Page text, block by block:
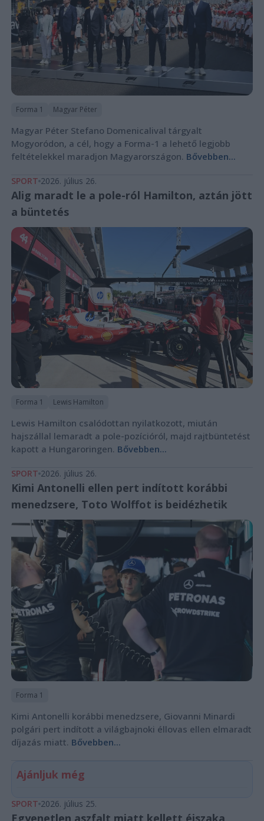
Forma 1 Magyar Péter
Magyar Péter Stefano Domenicalival tárgyalt
Mogyoródon, a cél, hogy a Forma-1 a lehető legjobb
feltételekkel maradjon Magyarországon. Bővebben...
SPORT 2026. július 26.
Alig maradt le a pole-ról Hamilton, aztán jött
a büntetés
Forma 1 Lewis Hamilton
Lewis Hamilton csalódottan nyilatkozott, miután
hajszállal lemaradt a pole-pozícióról, majd rajtbüntetést
kapott a Hungaroringen. Bővebben...
SPORT 2026. július 26.
Kimi Antonelli ellen pert indított korábbi
menedzsere, Toto Wolffot is beidézhetik
Forma 1
Kimi Antonelli korábbi menedzsere, Giovanni Minardi
polgári pert indított a világbajnoki éllovas ellen elmaradt
díjazás miatt. Bővebben...
Ajánljuk még
SPORT 2026. július 25.
Egyenetlen aszfalt miatt kellett éjszaka